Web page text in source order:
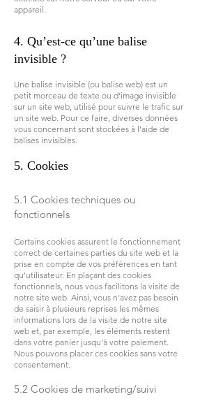
appareil.
4. Qu’est-ce qu’une balise
invisible ?
Une balise invisible (ou balise web) est un
petit morceau de texte ou d’image invisible
sur un site web, utilisé pour suivre le trafic sur
un site web. Pour ce faire, diverses données
vous concernant sont stockées à l’aide de
balises invisibles.
5. Cookies
5.1 Cookies techniques ou
fonctionnels
Certains cookies assurent le fonctionnement
correct de certaines parties du site web et la
prise en compte de vos préférences en tant
qu’utilisateur. En plaçant des cookies
fonctionnels, nous vous facilitons la visite de
notre site web. Ainsi, vous n’avez pas besoin
de saisir à plusieurs reprises les mêmes
informations lors de la visite de notre site
web et, par exemple, les éléments restent
dans votre panier jusqu’à votre paiement.
Nous pouvons placer ces cookies sans votre
consentement.
5.2 Cookies de marketing/suivi